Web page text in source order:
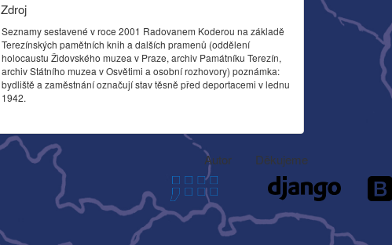
Zdroj
Seznamy sestavené v roce 2001 Radovanem Koderou na základě
Terezínských pamětních knih a dalších pramenů (oddělení
holocaustu Židovského muzea v Praze, archiv Památníku Terezín,
archiv Státního muzea v Osvětimi a osobní rozhovory) poznámka:
bydliště a zaměstnání označují stav těsně před deportacemi v lednu
1942.
Autor Děkujeme